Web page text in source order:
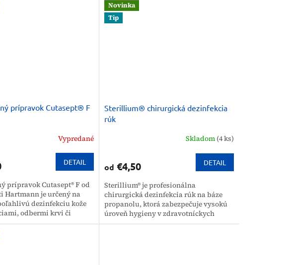
prípravok Cutasept® F
Vypredané
DETAIL
prípravok Cutasept® F od
Hartmann je určený na
dezinfekciu kože
odbermi krvi či
zákrokmi. Tento...
Novinka
Tip
Sterillium® chirurgická dezinfekcia
rúk
Skladom (4 ks)
od €4,50 DETAIL
Sterillium® je profesionálna
chirurgická dezinfekcia rúk na báze
propanolu, ktorá zabezpečuje vysokú
úroveň hygieny v zdravotníckych
zariadeniach. Vďaka zloženiu bez